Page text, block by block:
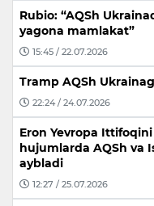
Rubio: “AQSh
yagona mamlakat”
15:45 / 22.07.2026
Tramp AQSh
22:24 / 24.07.2026
Eron Yevropa
hujumlarda AQSh va
aybladi
12:27 / 25.07.2026